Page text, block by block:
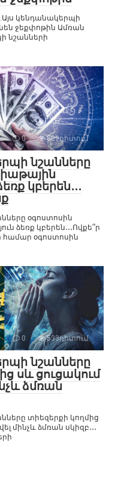
կենդանակերպի
ջեքփոթին Ամռան
նշանների
0 839դիտում
նշանները
կբերեն․․․
օգոստոսին
ձեռք կբերեն․․․Ովքե՞ր
համար օգոստոսին
0 533դիտում
նշանները
սև ցուցակում
ձմռան
տիեզերքի կողմից
մինչև ձմռան սկիզբ․․․